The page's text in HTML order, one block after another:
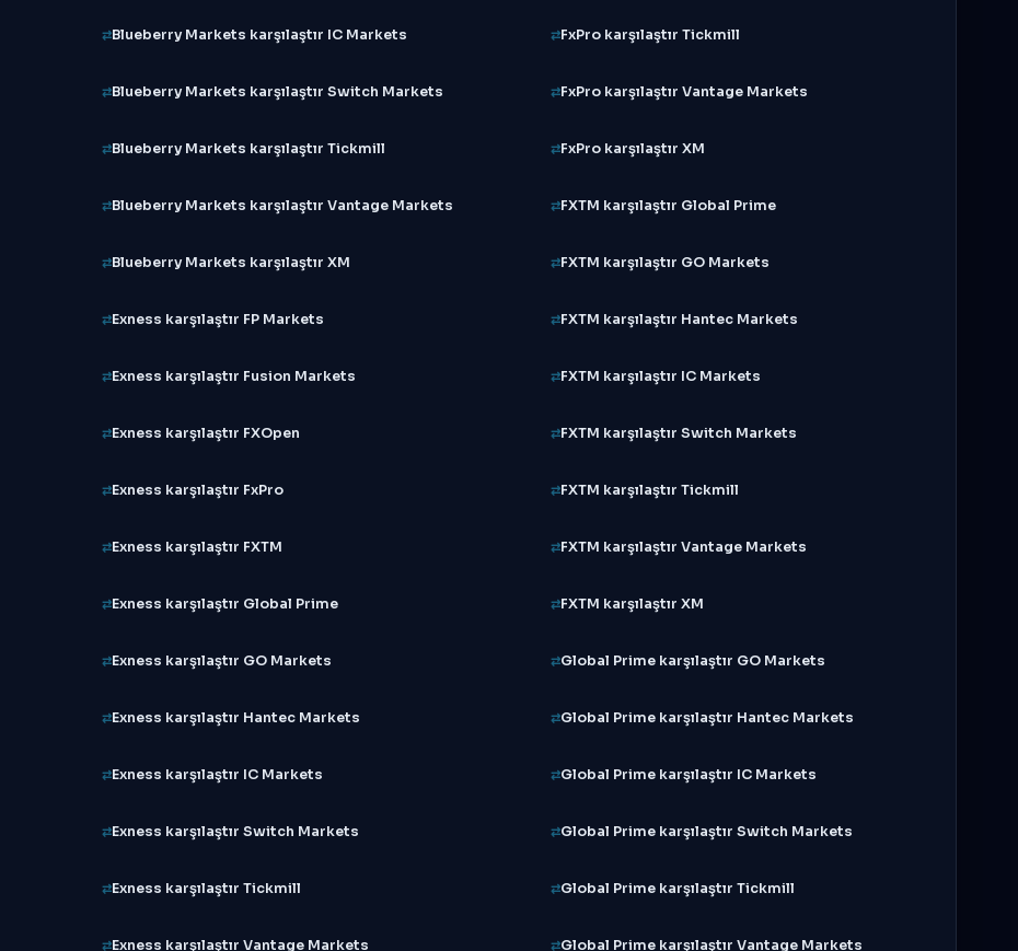
Blueberry Markets karşılaştır IC Markets
Blueberry Markets karşılaştır Switch Markets
Blueberry Markets karşılaştır Tickmill
Blueberry Markets karşılaştır Vantage Markets
Blueberry Markets karşılaştır XM
Exness karşılaştır FP Markets
Exness karşılaştır Fusion Markets
Exness karşılaştır FXOpen
Exness karşılaştır FxPro
Exness karşılaştır FXTM
Exness karşılaştır Global Prime
Exness karşılaştır GO Markets
Exness karşılaştır Hantec Markets
Exness karşılaştır IC Markets
Exness karşılaştır Switch Markets
Exness karşılaştır Tickmill
Exness karşılaştır Vantage Markets
FxPro karşılaştır Tickmill
FxPro karşılaştır Vantage Markets
FxPro karşılaştır XM
FXTM karşılaştır Global Prime
FXTM karşılaştır GO Markets
FXTM karşılaştır Hantec Markets
FXTM karşılaştır IC Markets
FXTM karşılaştır Switch Markets
FXTM karşılaştır Tickmill
FXTM karşılaştır Vantage Markets
FXTM karşılaştır XM
Global Prime karşılaştır GO Markets
Global Prime karşılaştır Hantec Markets
Global Prime karşılaştır IC Markets
Global Prime karşılaştır Switch Markets
Global Prime karşılaştır Tickmill
Global Prime karşılaştır Vantage Markets